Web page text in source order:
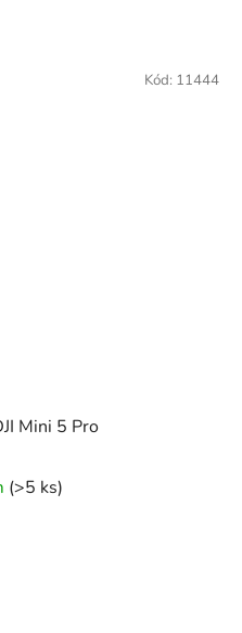
Mini 5 Pro
(>5 ks)
Kód: 11444